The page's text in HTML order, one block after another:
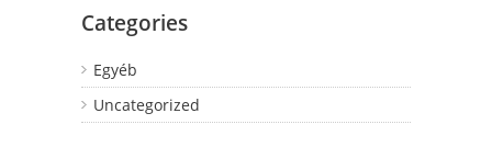
Categories
Egyéb
Uncategorized